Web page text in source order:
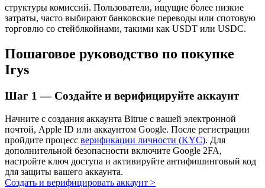
Получите долгосрочную прибыль и гибкие проценты
Изучите стейкинг
Узнайте о пассивном доходе
Bitrue
AI
структуры комиссий. Пользователи, ищущие более низкие
затраты, часто выбирают банковские переводы или спотовую
торговлю со стейблкойнами, такими как USDT или USDC.
Пошаговое руководство по покупке
Irys
Шаг 1 — Создайте и верифицируйте аккаунт
Начните с создания аккаунта Bitrue с вашей электронной
почтой, Apple ID или аккаунтом Google. После регистрации
пройдите процесс верификации личности (KYC). Для
дополнительной безопасности включите Google 2FA,
настройте ключ доступа и активируйте антифишинговый код
для защиты вашего аккаунта.
Создать и верифицировать аккаунт >